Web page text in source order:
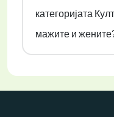
категоријата
мажите и